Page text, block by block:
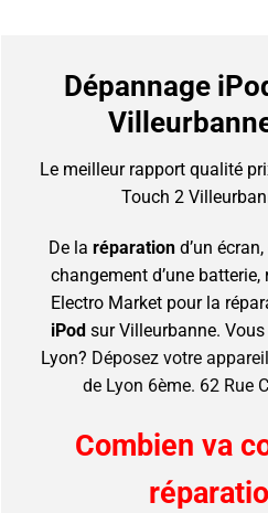
Dépannage
Le meilleur rapport qualité
Touch 2
De la réparationd’un
changement d’une batterie,
Electro Market pour la
iPodsur Villeurbanne. Vous
Lyon? Déposez votre
de Lyon 6ème. 62 Rue
Combien va